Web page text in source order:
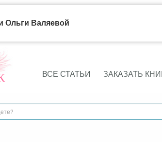
ВСЕ СТАТЬИ ЗАКАЗАТЬ
Ольги Валяевой